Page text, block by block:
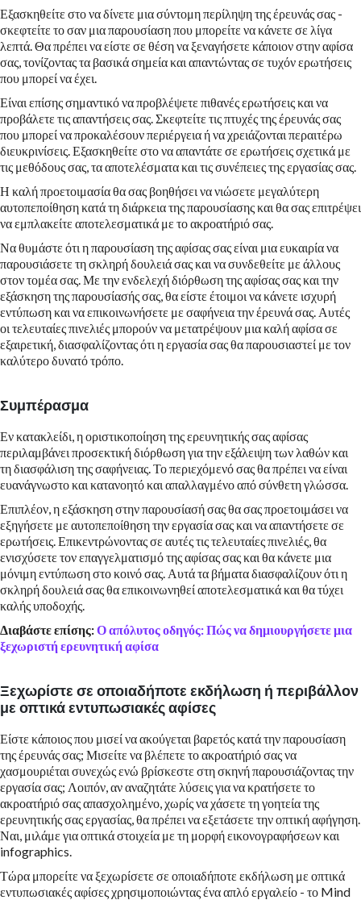
Εξασκηθείτε στο να δίνετε μια σύντομη περίληψη της έρευνάς σας -
σκεφτείτε το σαν μια παρουσίαση που μπορείτε να κάνετε σε λίγα
λεπτά. Θα πρέπει να είστε σε θέση να ξεναγήσετε κάποιον στην αφίσα
σας, τονίζοντας τα βασικά σημεία και απαντώντας σε τυχόν ερωτήσεις
που μπορεί να έχει.
Είναι επίσης σημαντικό να προβλέψετε πιθανές ερωτήσεις και να
προβάλετε τις απαντήσεις σας. Σκεφτείτε τις πτυχές της έρευνάς σας
που μπορεί να προκαλέσουν περιέργεια ή να χρειάζονται περαιτέρω
διευκρινίσεις. Εξασκηθείτε στο να απαντάτε σε ερωτήσεις σχετικά με
τις μεθόδους σας, τα αποτελέσματα και τις συνέπειες της εργασίας σας.
Η καλή προετοιμασία θα σας βοηθήσει να νιώσετε μεγαλύτερη
αυτοπεποίθηση κατά τη διάρκεια της παρουσίασης και θα σας επιτρέψει
να εμπλακείτε αποτελεσματικά με το ακροατήριό σας.
Να θυμάστε ότι η παρουσίαση της αφίσας σας είναι μια ευκαιρία να
παρουσιάσετε τη σκληρή δουλειά σας και να συνδεθείτε με άλλους
στον τομέα σας. Με την ενδελεχή διόρθωση της αφίσας σας και την
εξάσκηση της παρουσίασής σας, θα είστε έτοιμοι να κάνετε ισχυρή
εντύπωση και να επικοινωνήσετε με σαφήνεια την έρευνά σας. Αυτές
οι τελευταίες πινελιές μπορούν να μετατρέψουν μια καλή αφίσα σε
εξαιρετική, διασφαλίζοντας ότι η εργασία σας θα παρουσιαστεί με τον
καλύτερο δυνατό τρόπο.
Συμπέρασμα
Εν κατακλείδι, η οριστικοποίηση της ερευνητικής σας αφίσας
περιλαμβάνει προσεκτική διόρθωση για την εξάλειψη των λαθών και
τη διασφάλιση της σαφήνειας. Το περιεχόμενό σας θα πρέπει να είναι
ευανάγνωστο και κατανοητό και απαλλαγμένο από σύνθετη γλώσσα.
Επιπλέον, η εξάσκηση στην παρουσίασή σας θα σας προετοιμάσει να
εξηγήσετε με αυτοπεποίθηση την εργασία σας και να απαντήσετε σε
ερωτήσεις. Επικεντρώνοντας σε αυτές τις τελευταίες πινελιές, θα
ενισχύσετε τον επαγγελματισμό της αφίσας σας και θα κάνετε μια
μόνιμη εντύπωση στο κοινό σας. Αυτά τα βήματα διασφαλίζουν ότι η
σκληρή δουλειά σας θα επικοινωνηθεί αποτελεσματικά και θα τύχει
καλής υποδοχής.
Διαβάστε επίσης:Ο απόλυτος οδηγός: Πώς να δημιουργήσετε μια
ξεχωριστή ερευνητική αφίσα
Ξεχωρίστε σε οποιαδήποτε εκδήλωση ή περιβάλλον
με οπτικά εντυπωσιακές αφίσες
Είστε κάποιος που μισεί να ακούγεται βαρετός κατά την παρουσίαση
της έρευνάς σας; Μισείτε να βλέπετε το ακροατήριό σας να
χασμουριέται συνεχώς ενώ βρίσκεστε στη σκηνή παρουσιάζοντας την
εργασία σας; Λοιπόν, αν αναζητάτε λύσεις για να κρατήσετε το
ακροατήριό σας απασχολημένο, χωρίς να χάσετε τη γοητεία της
ερευνητικής σας εργασίας, θα πρέπει να εξετάσετε την οπτική αφήγηση.
Ναι, μιλάμε για οπτικά στοιχεία με τη μορφή εικονογραφήσεων και
infographics.
Τώρα μπορείτε να ξεχωρίσετε σε οποιαδήποτε εκδήλωση με οπτικά
εντυπωσιακές αφίσες χρησιμοποιώντας ένα απλό εργαλείο - το Mind